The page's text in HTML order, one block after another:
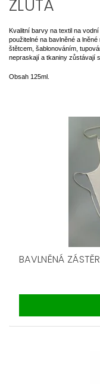
ŽLUTÁ
Kvalitní barvy na textil na
použitelné na bavlněné a
štětcem, šablonováním,
nepraskají a tkaniny zůstávají
Obsah 125ml.
BAVLNĚNÁ